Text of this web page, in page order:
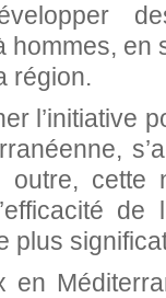
hommes, en
région.
l’initiative
outre, cette
de
plus
en